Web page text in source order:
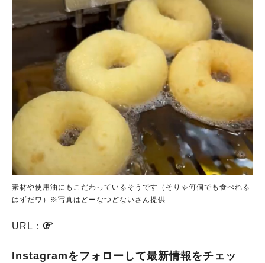
素材や使用油にもこだわっているそうです（そりゃ何個でも食べれる
はずだワ）※写真はどーなつどないさん提供
URL：
Instagramをフォローして最新情報をチェッ